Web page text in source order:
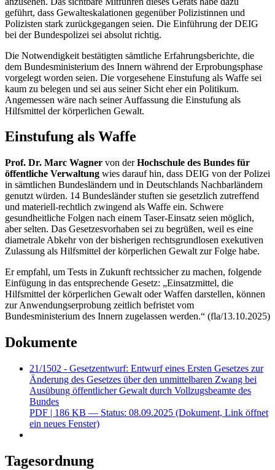
geführt, dass Gewalteskalationen gegenüber Polizistinnen und
Polizisten stark zurückgegangen seien. Die Einführung der DEIG
bei der Bundespolizei sei absolut richtig.
Die Notwendigkeit bestätigten sämtliche Erfahrungsberichte, die
dem Bundesministerium des Innern während der Erprobungsphase
vorgelegt worden seien. Die vorgesehene Einstufung als Waffe sei
kaum zu belegen und sei aus seiner Sicht eher ein Politikum.
Angemessen wäre nach seiner Auffassung die Einstufung als
Hilfsmittel der körperlichen Gewalt.
Einstufung als Waffe
Prof. Dr. Marc Wagner von derHochschule des Bundes für
öffentliche Verwaltung wies darauf hin, dass DEIG von der Polizei
in sämtlichen Bundesländern und in Deutschlands Nachbarländern
genutzt würden. 14 Bundesländer stuften sie gesetzlich zutreffend
und materiell-rechtlich zwingend als Waffe ein. Schwere
gesundheitliche Folgen nach einem Taser-Einsatz seien möglich,
aber selten. Das Gesetzesvorhaben sei zu begrüßen, weil es eine
diametrale Abkehr von der bisherigen rechtsgrundlosen exekutiven
Zulassung als Hilfsmittel der körperlichen Gewalt zur Folge habe.
Er empfahl, um Tests in Zukunft rechtssicher zu machen, folgende
Einfügung in das entsprechende Gesetz: „Einsatzmittel, die
Hilfsmittel der körperlichen Gewalt oder Waffen darstellen, können
zur Anwendungserprobung zeitlich befristet vom
Bundesministerium des Innern zugelassen werden.“ (fla/13.10.2025)
Dokumente
21/1502 - Gesetzentwurf: Entwurf eines Ersten Gesetzes zur
Änderung des Gesetzes über den unmittelbaren Zwang bei
Ausübung öffentlicher Gewalt durch Vollzugsbeamte des
Bundes
PDF | 186 KB — Status: 08.09.2025 (Dokument, Link öffnet
ein neues Fenster)
Tagesordnung